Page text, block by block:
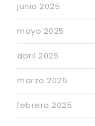
junio 2025
mayo 2025
abril 2025
marzo 2025
febrero 2025